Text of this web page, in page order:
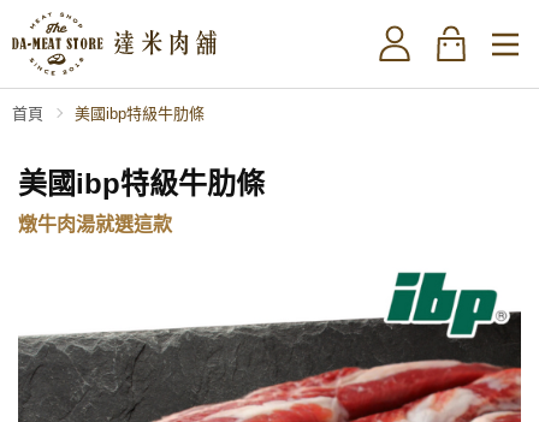
首頁 美國ibp特級牛肋條
美國ibp特級牛肋條
燉牛肉湯就選這款